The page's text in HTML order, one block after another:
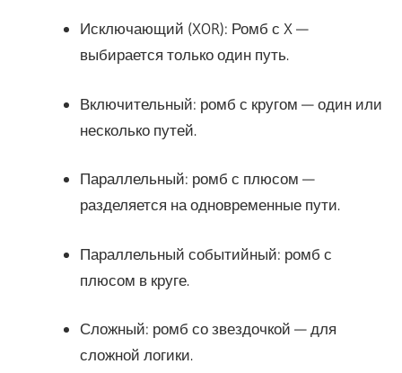
Исключающий (XOR): Ромб с X —
выбирается только один путь.
Включительный: ромб с кругом — один или
несколько путей.
Параллельный: ромб с плюсом —
разделяется на одновременные пути.
Параллельный событийный: ромб с
плюсом в круге.
Сложный: ромб со звездочкой — для
сложной логики.